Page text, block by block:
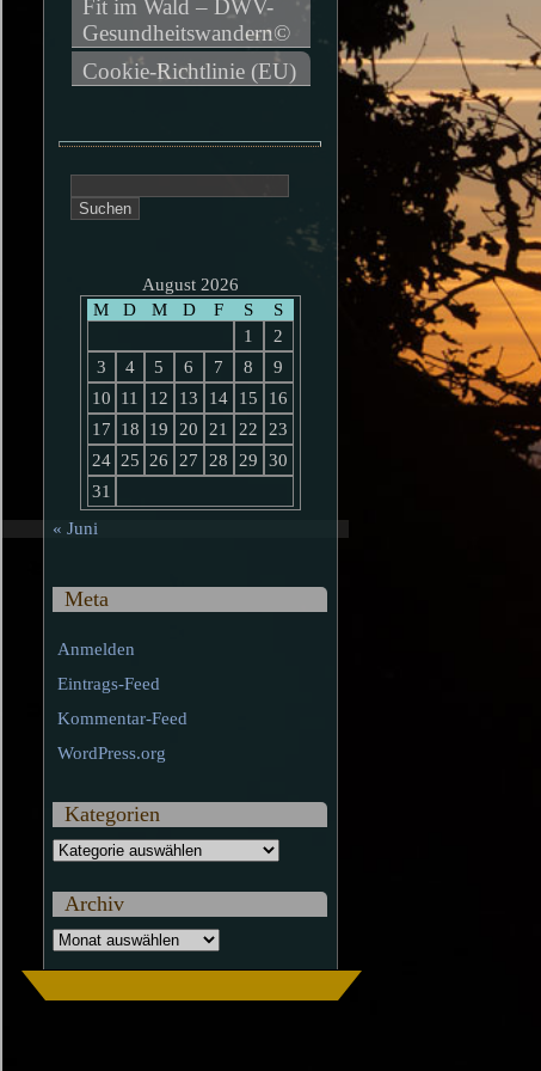
Fit im Wald – DWV-
Gesundheitswandern©
Cookie-Richtlinie (EU)
nach:
August 2026
M
D M D F S
S
1
2
3
4 5 6 7 8
9
10
11 12 13 14 15
16
17
18 19 20 21 22
23
24 25 26 27 28 29
30
31
« Juni
Meta
Anmelden
Eintrags-Feed
Kommentar-Feed
WordPress.org
Kategorien
Kategorien
Archiv
Archiv